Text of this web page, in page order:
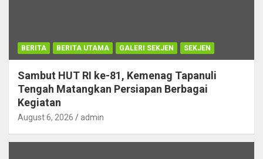
BERITA BERITA UTAMA GALERI SEKJEN SEKJEN
Sambut HUT RI ke-81, Kemenag Tapanuli
Tengah Matangkan Persiapan Berbagai
Kegiatan
August 6, 2026 admin